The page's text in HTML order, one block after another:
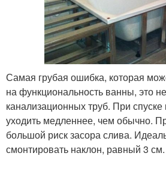
Самая грубая ошибка, которая
на функциональность ванны, это
канализационных труб. При
уходить медленнее, чем обычно.
большой риск засора слива.
смонтировать наклон, равный 3